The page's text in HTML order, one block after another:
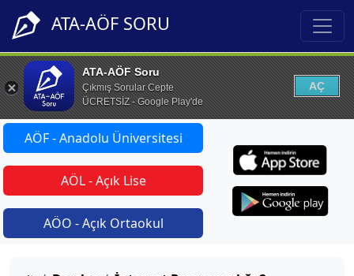
ATA-AÖF SORU
ATA-AÖF Soru
Çıkmış Sorular Cepte
ÜCRETSİZ - Google Play'de
AÇ
AÖF - Anadolu Üniversitesi
AÖL - Açık Lise
AÖO - Açık Ortaokul